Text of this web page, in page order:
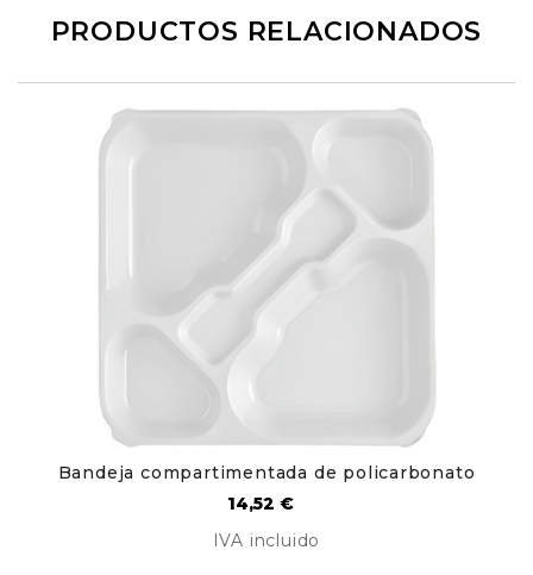
PRODUCTOS RELACIONADOS
Bandeja compartimentada de policarbonato
Precio
14,52 €
IVA incluido